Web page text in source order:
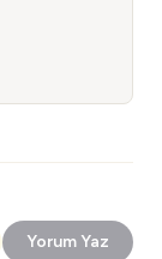
Yorum Yaz